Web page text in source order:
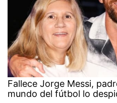
Fallece Jorge Messi,
mundo del fútbol lo